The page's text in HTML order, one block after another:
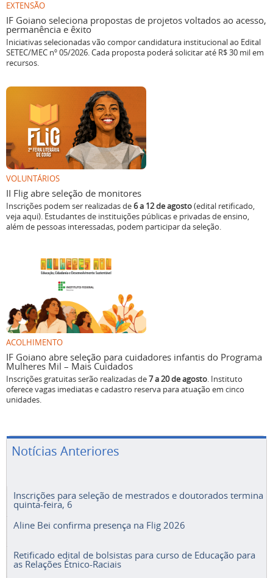
EXTENSÃO
IF Goiano seleciona propostas de projetos voltados ao acesso,
permanência e êxito
Iniciativas selecionadas vão compor candidatura institucional ao Edital
SETEC/MEC nº 05/2026. Cada proposta poderá solicitar até R$ 30 mil em
recursos.
VOLUNTÁRIOS
II Flig abre seleção de monitores
Inscrições podem ser realizadas de6 a 12 de agosto(edital retificado,
veja aqui). Estudantes de instituições públicas e privadas de ensino,
além de pessoas interessadas, podem participar da seleção.
ACOLHIMENTO
IF Goiano abre seleção para cuidadores infantis do Programa
Mulheres Mil – Mais Cuidados
Inscrições gratuitas serão realizadas de7 a 20 de agosto. Instituto
oferece vagas imediatas e cadastro reserva para atuação em cinco
unidades.
Notícias Anteriores
Inscrições para seleção de mestrados e doutorados termina
quinta-feira, 6
Aline Bei confirma presença na Flig 2026
Retificado edital de bolsistas para curso de Educação para
as Relações Étnico-Raciais